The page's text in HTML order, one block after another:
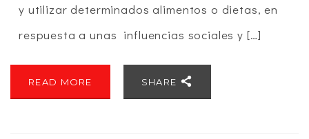
y utilizar determinados alimentos o dietas, en
respuesta a unas influencias sociales y […]
READ MORE SHARE